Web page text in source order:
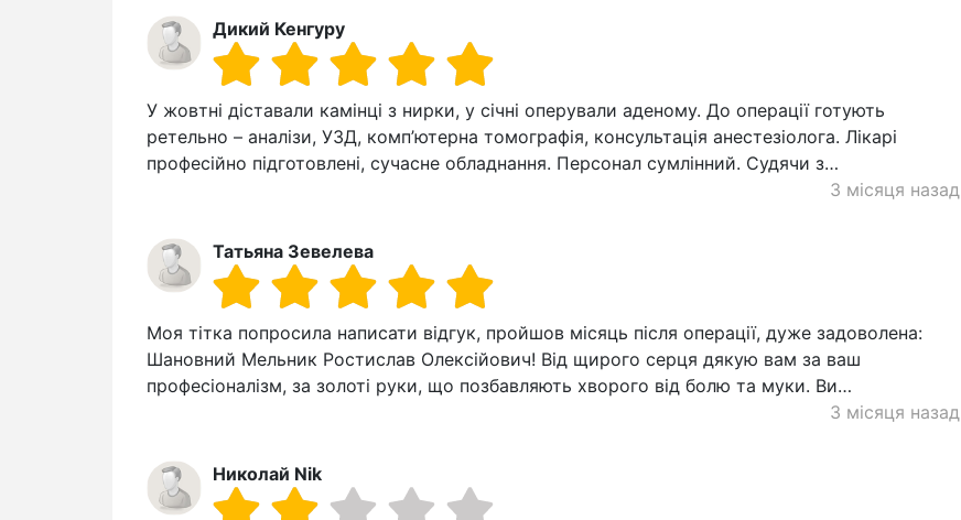
Дикий Кенгуру
У жовтні діставали камінці з нирки, у січні оперували аденому. До операції готують
ретельно – аналізи, УЗД, комп’ютерна томографія, консультація анестезіолога. Лікарі
професійно підготовлені, сучасне обладнання. Персонал сумлінний. Судячи з…
3 місяця назад
Татьяна Зевелева
Моя тітка попросила написати відгук, пройшов місяць після операції, дуже задоволена:
Шановний Мельник Ростислав Олексійович! Від щирого серця дякую вам за ваш
професіоналізм, за золоті руки, що позбавляють хворого від болю та муки. Ви…
3 місяця назад
Николай Nik